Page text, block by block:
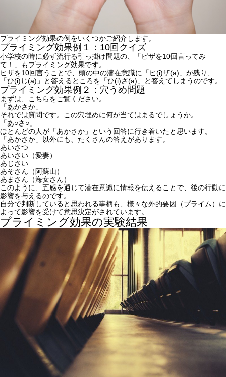
プライミング効果の例をいくつかご紹介します。
プライミング効果例１：10回クイズ
小学校の時に必ず流行る引っ掛け問題の、「ピザを10回言ってみ
て！」もプライミング効果です。
ピザを10回言うことで、頭の中の潜在意識に「ピ(i)ザ(a)」が残り、
「ひ(i)じ(a)」と答えるところを「ひ(i)ざ(a)」と答えてしまうのです。
プライミング効果例２：穴うめ問題
まずは、こちらをご覧ください。
「あかさか」
それでは質問です。この穴埋めに何が当てはまるでしょうか。
「あ○さ○」
ほとんどの人が「あかさか」という回答に行き着いたと思います。
「あかさか」以外にも、たくさんの答えがあります。
あいさつ
あいさい（愛妻）
あじさい
あそさん（阿蘇山）
あまさん（海女さん）
このように、五感を通じて潜在意識に情報を伝えることで、後の行動に
影響を与えるのです。
自分で判断していると思われる事柄も、様々な外的要因（プライム）に
よって影響を受けて意思決定がされています。
プライミング効果の実験結果